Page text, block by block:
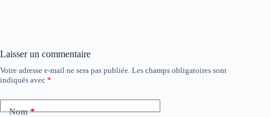
Laisser un commentaire
Votre adresse e-mail ne sera pas publiée. Les champs obligatoires sont
indiqués avec *
Nom*